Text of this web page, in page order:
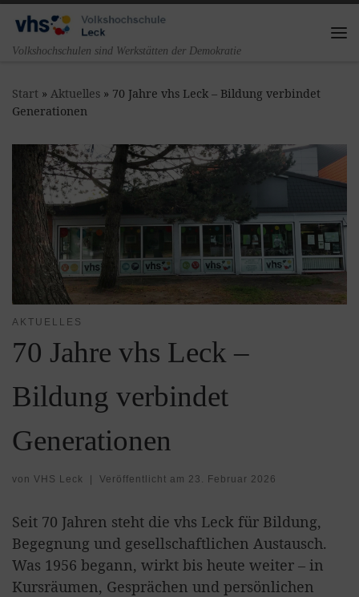
Zum Inhalt springen
Volkshochschulen sind Werkstätten der Demokratie
Start » Aktuelles » 70 Jahre vhs Leck – Bildung verbindet
Generationen
AKTUELLES
70 Jahre vhs Leck –
Bildung verbindet
Generationen
von VHS Leck | Veröffentlicht am 23. Februar 2026
Seit 70 Jahren steht die vhs Leck für Bildung,
Begegnung und gesellschaftlichen Austausch.
Was 1956 begann, wirkt bis heute weiter – in
Kursräumen, Gesprächen und persönlichen